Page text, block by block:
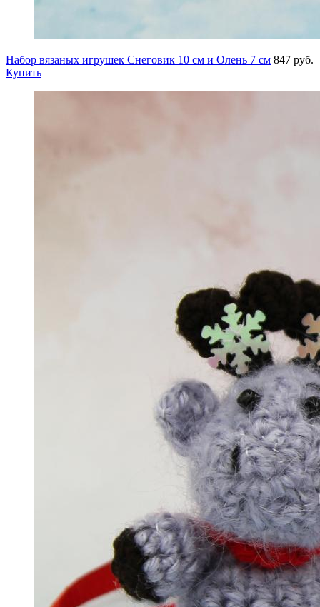
Набор вязаных игрушек Снеговик 10 см и Олень 7 см 847 руб.
Купить